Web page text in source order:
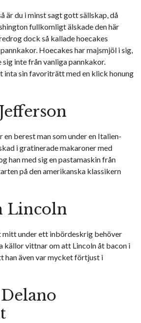
är du i minst sagt gott sällskap, då
fullkomligt älskade den här
dock så kallade hoecakes
Hoecakes har majsmjöl i sig,
inte från vanliga pannkakor.
inta sin favoriträtt med en klick honung
en berest man som under en Italien-
i gratinerade makaroner med
han med sig en pastamaskin från
på den amerikanska klassikern
Lincoln
mitt under ett inbördeskrig behöver
källor vittnar om att Lincoln åt bacon i
han även var mycket förtjust i